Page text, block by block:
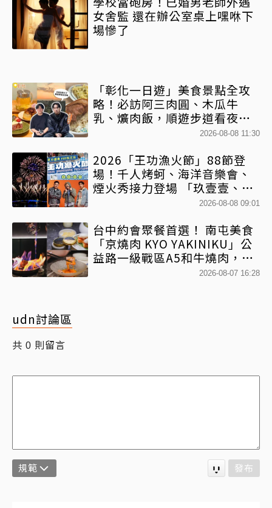
女舍監 還在辦公室桌上嘿咻下
場慘了
「彰化一日遊」美食景點全攻
略！必訪阿三肉圓、木瓜牛
乳、爌肉飯，順遊步道看夜景
2026-08-08 11:30
2026「王功漁火節」88節登
場！千人烤蚵、海洋音樂會、
煙火秀接力登場 「玖壹壹、美
2026-08-08 09:01
台中約會聚餐首選！ 南屯美食
「京燒肉 KYO YAKINIKU」公
益路一級戰區A5和牛燒肉，京
平雙人套餐全程專人代烤2026-08-07 16:28
udn討論區
共 0 則留言
規範 發布